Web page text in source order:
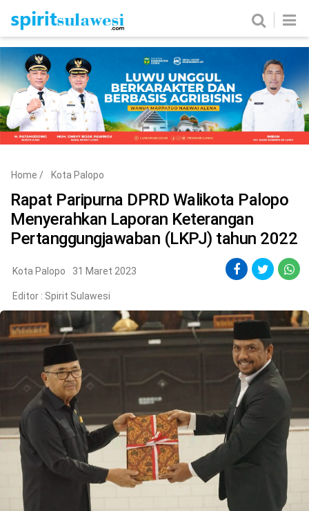
Home News
Metro Nasional
Politik Hukum & Kriminal
Copyright
2026
Spirit
Sulawesi
Home / Kota Palopo
Rapat Paripurna DPRD Walikota Palopo
Menyerahkan Laporan Keterangan
Pertanggungjawaban (LKPJ) tahun 2022
Kota Palopo 31 Maret 2023
Editor : Spirit Sulawesi